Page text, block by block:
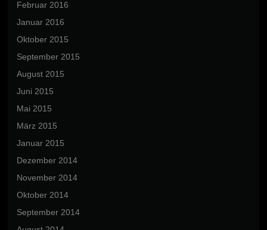
Februar 2016
Januar 2016
Oktober 2015
September 2015
August 2015
Juni 2015
Mai 2015
März 2015
Januar 2015
Dezember 2014
November 2014
Oktober 2014
September 2014